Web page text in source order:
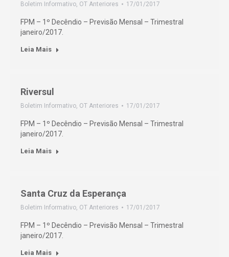
Boletim Informativo, OT Anteriores 17/01/2017
FPM – 1º Decêndio – Previsão Mensal – Trimestral
janeiro/2017.
Leia Mais
Riversul
Boletim Informativo, OT Anteriores 17/01/2017
FPM – 1º Decêndio – Previsão Mensal – Trimestral
janeiro/2017.
Leia Mais
Santa Cruz da Esperança
Boletim Informativo, OT Anteriores 17/01/2017
FPM – 1º Decêndio – Previsão Mensal – Trimestral
janeiro/2017.
Leia Mais